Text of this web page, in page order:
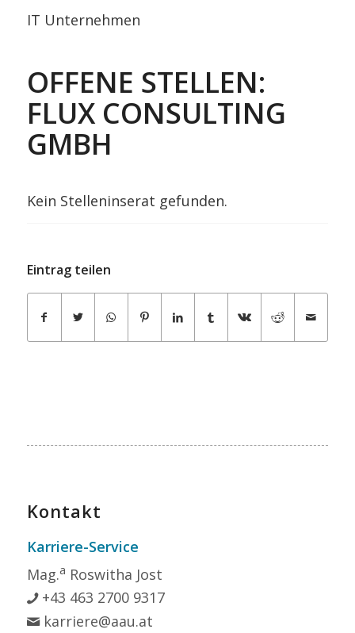
IT Unternehmen
OFFENE STELLEN:
FLUX CONSULTING
GMBH
Kein Stelleninserat gefunden.
Eintrag teilen
Kontakt
Karriere-Service
Mag.a Roswitha Jost
+43 463 2700 9317
karriere@aau.at